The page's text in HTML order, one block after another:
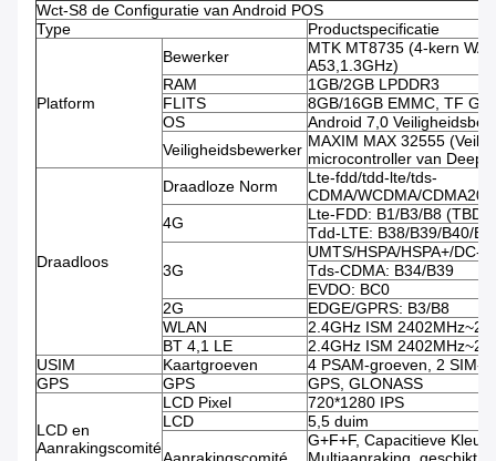
Wct-S8 de Configuratie van Android POS
Type
Productspecificatie
Platform
Bewerker
MTK MT8735 (4-kern
A53,1.3GHz)
RAM
1GB/2GB LPDDR3
FLITS
8GB/16GB EMMC, TF
OS
Android 7,0
Veiligheidsbewerker MAXIM MAX 32555
microcontroller van
Draadloos
Draadloze Norm
Lte-fdd/tdd-lte/tds-
CDMA/WCDMA/
4G
Lte-FDD: B1/B3/B8 (TBD)
Tdd-LTE: B38/B39/B40/
3G
UMTS/HSPA/HSPA+/DC-
Tds-CDMA: B34/B39
EVDO: BC0
2G
EDGE/GPRS: B3/B8
WLAN
2.4GHz ISM
BT 4,1 LE
2.4GHz ISM
USIM
Kaartgroeven
4 PSAM-groeven, 2 SIM-
GPS
GPS GPS, GLONASS
LCD en
Aanrakingscomité
LCD Pixel
720*1280 IPS
LCD
5,5 duim
G+F+F, Capacitieve